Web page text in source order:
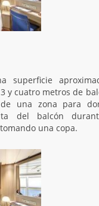
superficie
y cuatro metros de
de una zona para
del balcón
una copa.